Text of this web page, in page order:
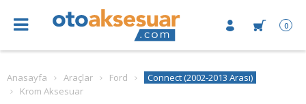
0
Anasayfa Araçlar Ford
Connect (2002-2013 Arası)
Krom Aksesuar